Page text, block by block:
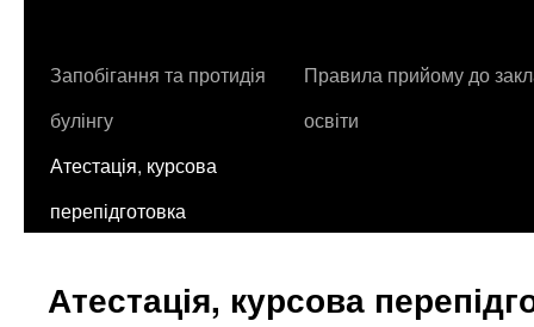
Запобігання та протидія
булінгу
Правила прийому до
освіти
Атестація, курсова
перепідготовка
Атестація, курсова